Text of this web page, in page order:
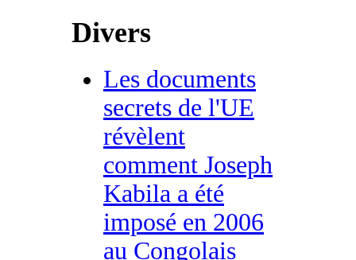
Divers
Les documents
secrets de l'UE
révèlent
comment Joseph
Kabila a été
imposé en 2006
au Congolais